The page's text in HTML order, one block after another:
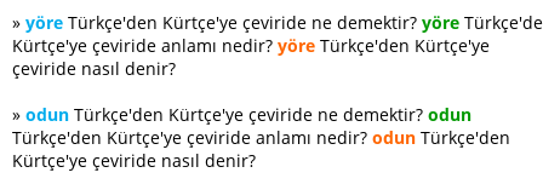
» yöre Türkçe'den Kürtçe'ye çeviride ne demektir? yöre
Kürtçe'ye çeviride anlamı nedir? yöre Türkçe'den Kürtçe'ye
çeviride nasıl denir?
» odun Türkçe'den Kürtçe'ye çeviride ne demektir? odun
Türkçe'den Kürtçe'ye çeviride anlamı nedir? odun Türkçe'den
Kürtçe'ye çeviride nasıl denir?